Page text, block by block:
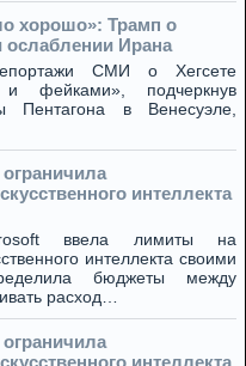
хорошо»: Трамп о
Ирана
СМИ о Хегсете
и фейками», подчеркнув
Пентагона в Венесуэле,
интеллекта
ввела лимиты на
интеллекта своими
бюджеты между
расход…
интеллекта